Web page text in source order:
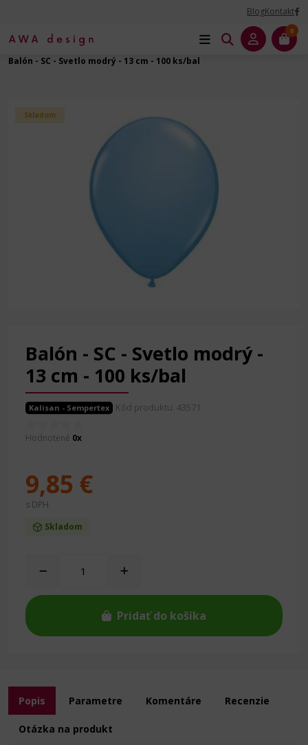
BlogKontakt
0
Balóny dekoračné
Guľatý - 5" - 13 cm
Balón - SC - Svetlo modrý - 13 cm - 100 ks/bal
Skladom
Balón - SC - Svetlo modrý -
13 cm - 100 ks/bal
Kalisan - Sempertex Kód produktu: 43571
Hodnotené 0x
Skladom
9,85 €
s DPH
Pridať do košíka
Popis Parametre Komentáre Recenzie
Otázka na produkt